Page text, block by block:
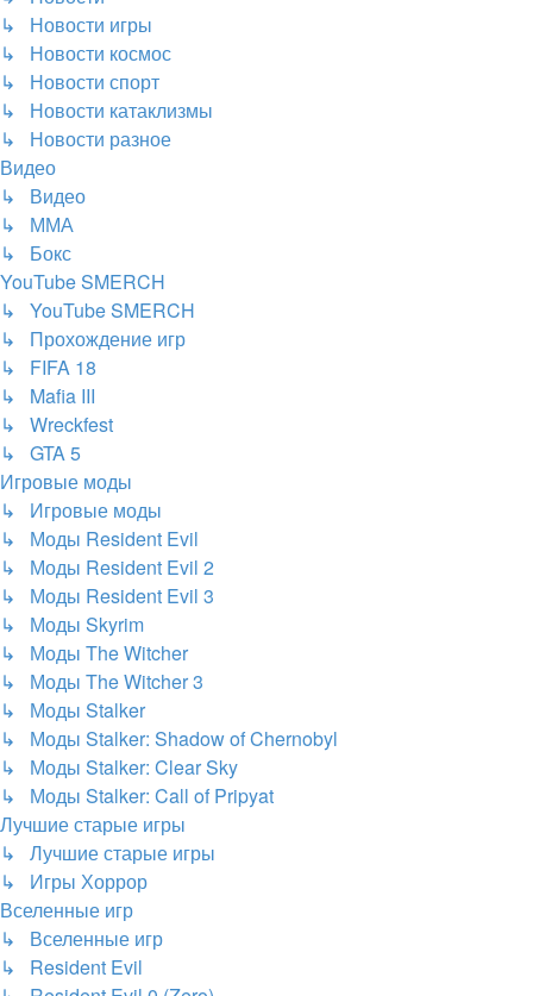
↳ Новости игры
↳ Новости космос
↳ Новости спорт
↳ Новости катаклизмы
↳ Новости разное
Видео
↳ Видео
↳ ММА
↳ Бокс
YouTube SMERCH
↳ YouTube SMERCH
↳ Прохождение игр
↳ FIFA 18
↳ Mafia III
↳ Wreckfest
↳ GTA 5
Игровые моды
↳ Игровые моды
↳ Моды Resident Evil
↳ Моды Resident Evil 2
↳ Моды Resident Evil 3
↳ Моды Skyrim
↳ Моды The Witcher
↳ Моды The Witcher 3
↳ Моды Stalker
↳ Моды Stalker: Shadow of Chernobyl
↳ Моды Stalker: Clear Sky
↳ Моды Stalker: Call of Pripyat
Лучшие старые игры
↳ Лучшие старые игры
↳ Игры Хоррор
Вселенные игр
↳ Вселенные игр
↳ Resident Evil